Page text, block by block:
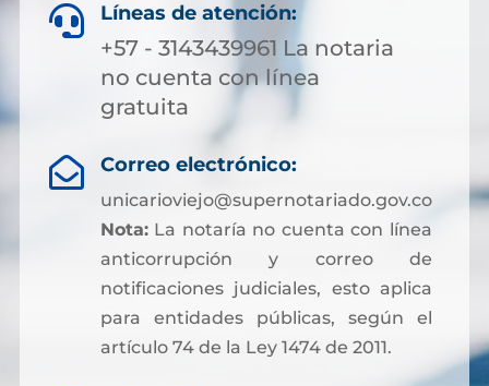
 Líneas de atención:
+57 - 3143439961 La notaria
no cuenta con línea
gratuita
 Correo electrónico:
unicarioviejo@supernotariado.gov.co
Nota:La notaría no cuenta con línea
anticorrupción y correo de
notificaciones judiciales, esto aplica
para entidades públicas, según el
artículo 74 de la Ley 1474 de 2011.